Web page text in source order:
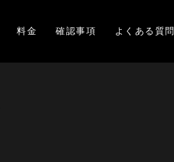
料金 確認事項 よくある質問